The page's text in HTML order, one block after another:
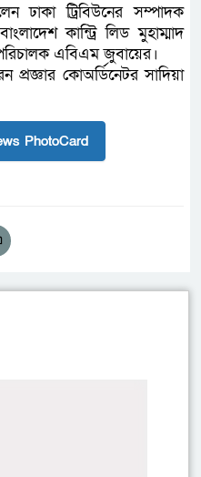
ঢাকা ট্রিবিউনের সম্পাদক
কান্ট্রি লিড মুহাম্মাদ
এবিএম জুবায়ের।
প্রজ্ঞার কোঅর্ডিনেটর সাদিয়া
PhotoCard